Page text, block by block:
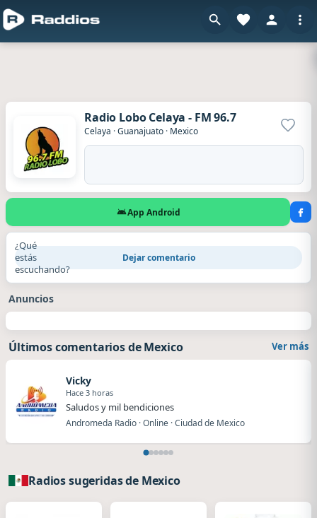
Radio Lobo Celaya - FM 96.7
Celaya ·Guanajuato · Mexico
App Android
¿Qué
estás
escuchando?
Dejar comentario
Anuncios
Últimos comentarios de Mexico Ver más
Vicky
Hace 3 horas
Saludos y mil bendiciones
Andromeda Radio · Online · Ciudad de Mexico
Radios sugeridas de Mexico